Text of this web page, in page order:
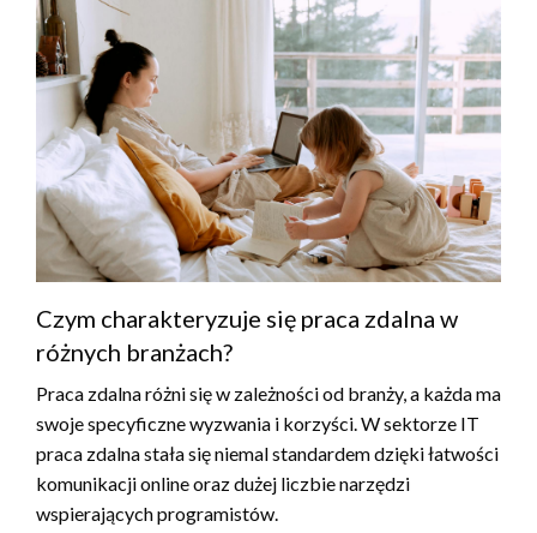
Czym charakteryzuje się praca zdalna w
różnych branżach?
Praca zdalna różni się w zależności od branży, a każda ma
swoje specyficzne wyzwania i korzyści. W sektorze IT
praca zdalna stała się niemal standardem dzięki łatwości
komunikacji online oraz dużej liczbie narzędzi
wspierających programistów.